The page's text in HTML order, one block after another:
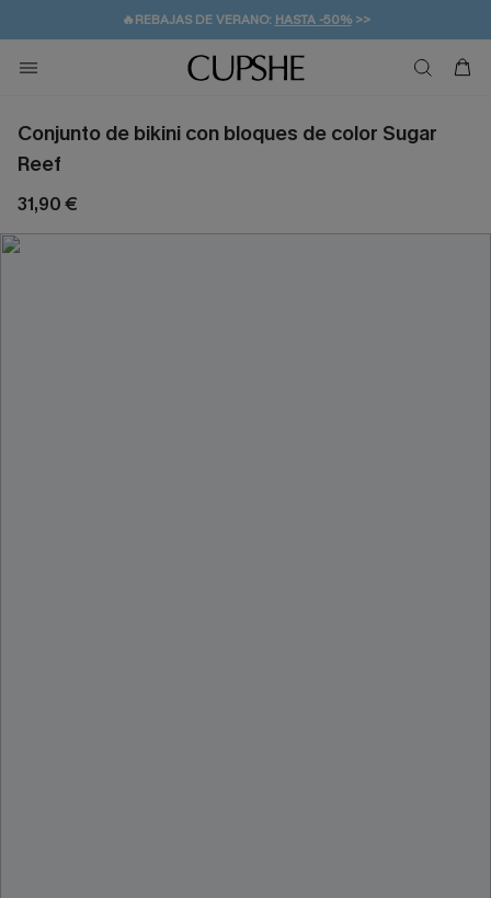
👒PROMOCIÓN DE VERANO:-10% EN 2 VESTIDOS
💌¡SUSCRIBIRSE & GANAR -10% EXTRA!
🚚ENVÍO GRATUITO A PARTIR DE 49 € >>
Conjunto de bikini con bloques de color Sugar
Reef
31,90 €